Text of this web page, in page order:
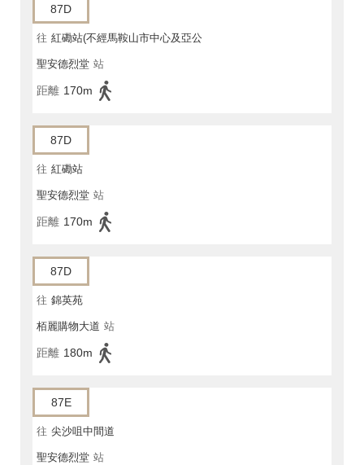
87D
往 紅磡站(不經馬鞍山市中心及亞公
角街)
聖安德烈堂 站
距離 170m
87D
往 紅磡站
聖安德烈堂 站
距離 170m
87D
往 錦英苑
栢麗購物大道 站
距離 180m
87E
往 尖沙咀中間道
聖安德烈堂 站